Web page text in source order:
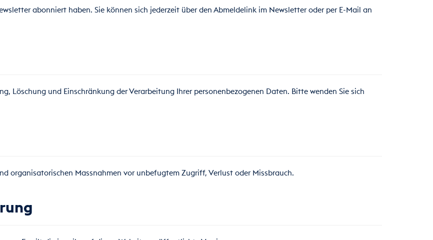
abonniert haben. Sie können sich jederzeit über den Abmeldelink im Newsletter oder per E-Mail an
Löschung und Einschränkung der Verarbeitung Ihrer personenbezogenen Daten. Bitte wenden Sie sich
organisatorischen Massnahmen vor unbefugtem Zugriff, Verlust oder Missbrauch.